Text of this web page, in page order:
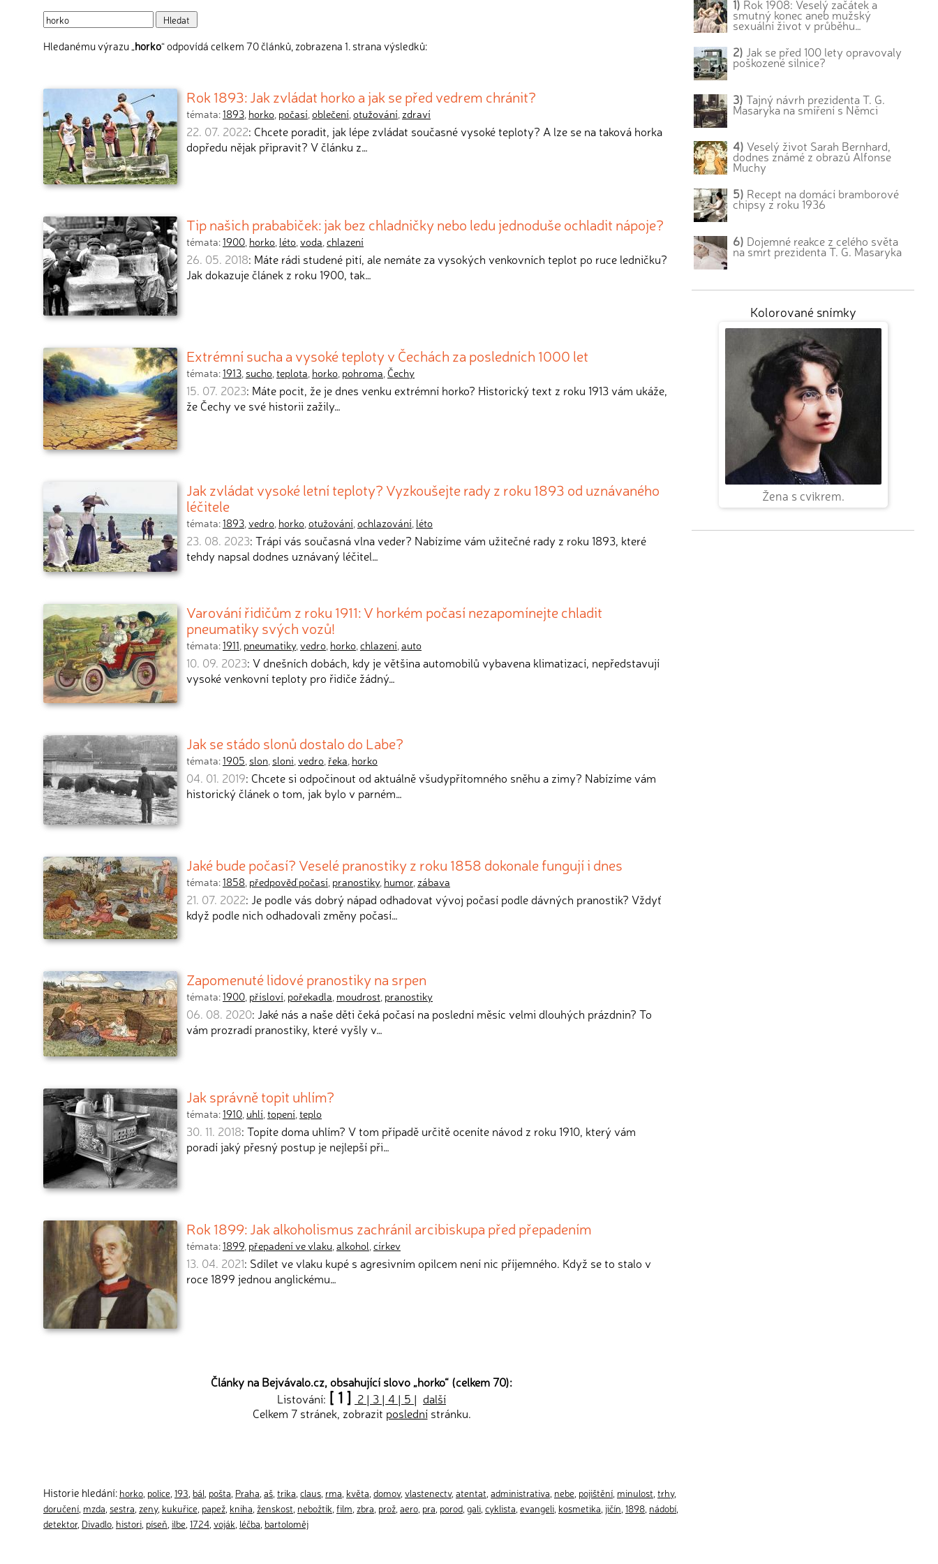
Hledanému výrazu „horko“ odpovídá celkem 70 článků, zobrazena 1. strana výsledků:
Rok 1893: Jak zvládat horko a jak se před vedrem chránit?
témata:1893, horko, počasí,oblečení,otužování, zdraví
22. 07. 2022: Chcete poradit, jak lépe zvládat současné vysoké teploty? A lze se na taková horka
dopředu nějak připravit? V článku z…
Tip našich prababiček: jak bez chladničky nebo ledu jednoduše ochladit nápoje?
témata:1900, horko, léto,voda,chlazení
26. 05. 2018: Máte rádi studené pití, ale nemáte za vysokých venkovních teplot po ruce ledničku?
Jak dokazuje článek z roku 1900, tak…
Extrémní sucha a vysoké teploty v Čechách za posledních 1000 let
témata:1913, sucho,teplota, horko, pohroma,Čechy
15. 07. 2023: Máte pocit, že je dnes venku extrémní horko? Historický text z roku 1913 vám ukáže,
že Čechy ve své historii zažily…
Jak zvládat vysoké letní teploty? Vyzkoušejte rady z roku 1893 od uznávaného
léčitele
témata:1893,vedro, horko,otužování,ochlazování, léto
23. 08. 2023: Trápí vás současná vlna veder? Nabízíme vám užitečné rady z roku 1893, které
tehdy napsal dodnes uznávaný léčitel…
Varování řidičům z roku 1911: V horkém počasí nezapomínejte chladit
pneumatiky svých vozů!
témata:1911, pneumatiky,vedro, horko,chlazení,auto
10. 09. 2023: V dnešních dobách, kdy je většina automobilů vybavena klimatizací, nepředstavují
vysoké venkovní teploty pro řidiče žádný…
Jak se stádo slonů dostalo do Labe?
témata:1905, slon, sloni,vedro, řeka, horko
04. 01. 2019: Chcete si odpočinout od aktuálně všudypřítomného sněhu a zimy? Nabízíme vám
historický článek o tom, jak bylo v parném…
Jaké bude počasí? Veselé pranostiky z roku 1858 dokonale fungují i dnes
témata:1858, předpověď počasí, pranostiky, humor, zábava
21. 07. 2022: Je podle vás dobrý nápad odhadovat vývoj počasí podle dávných pranostik? Vždyť
když podle nich odhadovali změny počasí…
Zapomenuté lidové pranostiky na srpen
témata:1900, přísloví, pořekadla, moudrost, pranostiky
06. 08. 2020: Jaké nás a naše děti čeká počasí na poslední měsíc velmi dlouhých prázdnin? To
vám prozradí pranostiky, které vyšly v…
Jak správně topit uhlím?
témata:1910, uhlí,topení,teplo
30. 11. 2018: Topíte doma uhlím? V tom případě určitě oceníte návod z roku 1910, který vám
poradí jaký přesný postup je nejlepší při…
Rok 1899: Jak alkoholismus zachránil arcibiskupa před přepadením
témata:1899, přepadení ve vlaku,alkohol,církev
13. 04. 2021: Sdílet ve vlaku kupé s agresivním opilcem není nic příjemného. Když se to stalo v
roce 1899 jednou anglickému…
Články na Bejvávalo.cz, obsahující slovo „horko“ (celkem 70):
Listování: [ 1 ] 2 | 3 | 4 | 5 | další
Celkem 7 stránek, zobrazit poslednístránku.
Historie hledání: horko police 193 bál pošta Praha aš trika claus rma květa domov, vlastenectv, atentat administrativa nebe pojištění minulost trhy,
doručení mzda sestra zeny, kukuřice papež kniha ženskost nebožtík film zbra prož aero pra porod gali cyklista evangeli kosmetika jičín 1898 nádobí
detektor, Divadlo histori píseň ilbe 1724 voják léčba bartoloměj
1) Rok 1908: Veselý začátek a
smutný konec aneb mužský
sexuální život v průběhu…
2) Jak se před 100 lety opravovaly
poškozené silnice?
3) Tajný návrh prezidenta T. G.
Masaryka na smíření s Němci
4) Veselý život Sarah Bernhard,
dodnes známé z obrazů Alfonse
Muchy
5) Recept na domácí bramborové
chipsy z roku 1936
6) Dojemné reakce z celého světa
na smrt prezidenta T. G. Masaryka
Kolorované snímky
Žena s cvikrem.